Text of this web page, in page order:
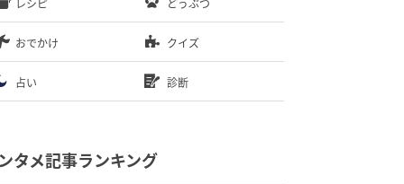
レシピ どうぶつ
おでかけ クイズ
占い 診断
タメ記事ランキング